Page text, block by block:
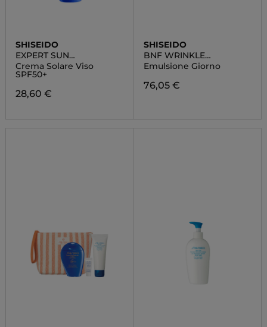
SHISEIDO
EXPERT SUN
PROTECTOR
Crema Solare Viso
SPF50+
28,60 €
SHISEIDO
BNF WRINKLE
SMOOTHING
Emulsione Giorno
76,05 €